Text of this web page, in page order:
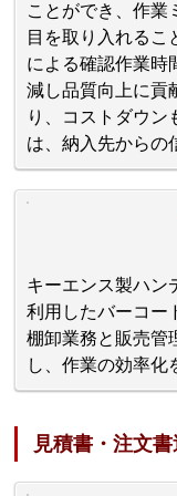
ことができ、作業
目を取り入れるこ
による確認作業時
減し品質向上に貢
り、コストダウン
は、納入先からの
キーエンス製ハン
利用したバーコー
棚卸業務と販売管
し、作業の効率化
見積書・注文